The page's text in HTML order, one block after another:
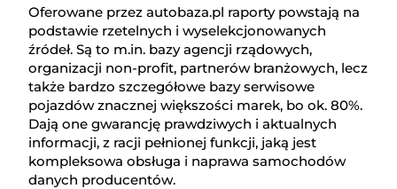
Oferowane przez autobaza.pl raporty powstają na
podstawie rzetelnych i wyselekcjonowanych
źródeł. Są to m.in. bazy agencji rządowych,
organizacji non-profit, partnerów branżowych, lecz
także bardzo szczegółowe bazy serwisowe
pojazdów znacznej większości marek, bo ok. 80%.
Dają one gwarancję prawdziwych i aktualnych
informacji, z racji pełnionej funkcji, jaką jest
kompleksowa obsługa i naprawa samochodów
danych producentów.